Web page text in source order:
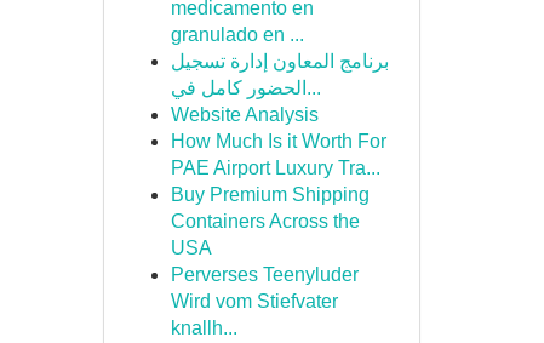
medicamento en
granulado en ...
برنامج المعاون إدارة تسجيل
الحضور كامل في...
Website Analysis
How Much Is it Worth For
PAE Airport Luxury Tra...
Buy Premium Shipping
Containers Across the
USA
Perverses Teenyluder
Wird vom Stiefvater
knallh...